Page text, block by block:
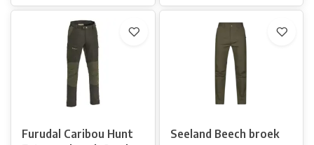
Furudal Caribou Hunt
Seeland Beech broek